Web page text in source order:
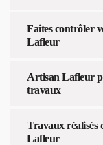
Faites contrôler
Lafleur
Artisan Lafleur
travaux
Travaux réalisés
Lafleur